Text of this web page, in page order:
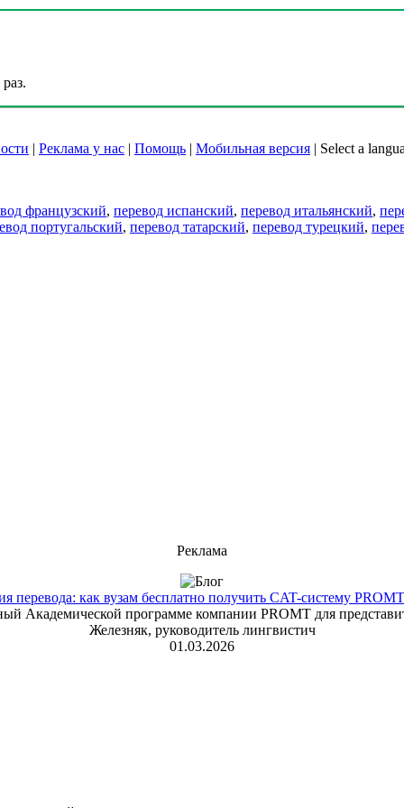
| Реклама у нас | Помощь | Мобильная версия | Select a
французский, перевод испанский, перевод итальянский,
португальский, перевод татарский, перевод турецкий,
Реклама
перевода: как вузам бесплатно получить CAT-систему
Академической программе компании PROMT для
Железняк, руководитель лингвистич
01.03.2026